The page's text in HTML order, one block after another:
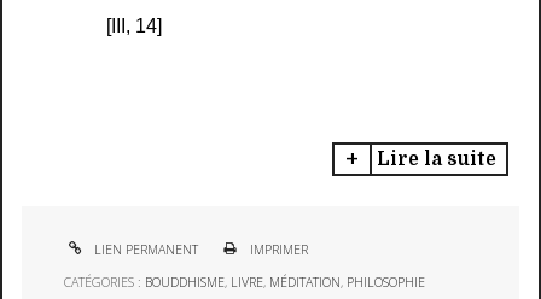
[III, 14]
Lire la suite
LIEN PERMANENT
IMPRIMER
CATÉGORIES : BOUDDHISME, LIVRE, MÉDITATION, PHILOSOPHIE